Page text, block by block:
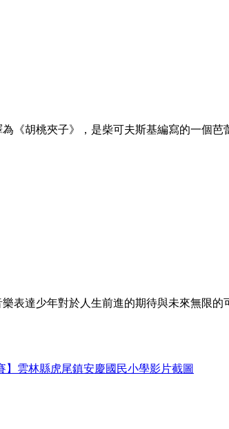
《胡桃夾子》，是柴可夫斯基編寫的一個
樂表達少年對於人生前進的期待與未來無